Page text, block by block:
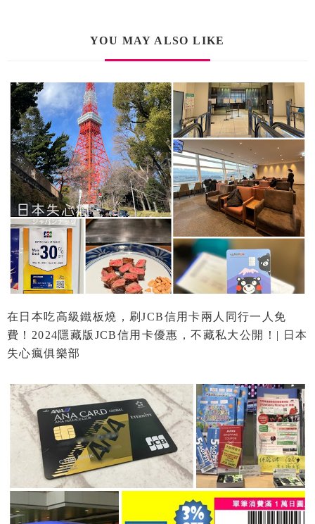
YOU MAY ALSO LIKE
在日本吃高級鐵板燒，刷JCB信用卡兩人同行一人免
費！2024隱藏版JCB信用卡優惠，不藏私大公開！| 日本
失心瘋俱樂部